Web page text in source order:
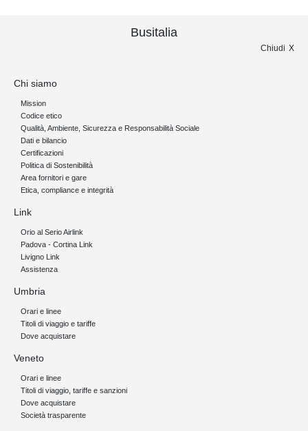
Busitalia
Chiudi
Chi siamo
Mission
Codice etico
Qualità, Ambiente, Sicurezza e Responsabilità Sociale
Dati e bilancio
Certificazioni
Politica di Sostenibilità
Area fornitori e gare
Etica, compliance e integrità
Link
Orio al Serio Airlink
Padova - Cortina Link
Livigno Link
Assistenza
Umbria
Orari e linee
Titoli di viaggio e tariffe
Dove acquistare
Veneto
Orari e linee
Titoli di viaggio, tariffe e sanzioni
Dove acquistare
Società trasparente